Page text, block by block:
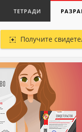
ТЕТРАДИ
Получите